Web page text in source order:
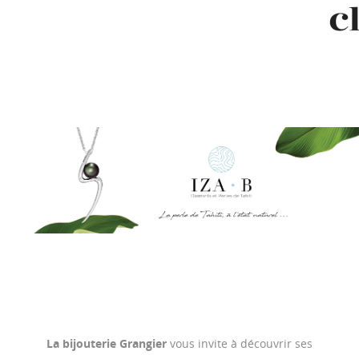
La bijouterie Grangier vous invite à découvrir ses